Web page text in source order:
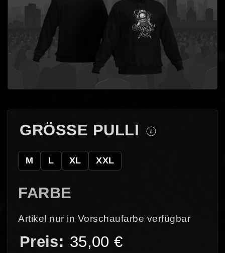
GRÖSSE PULLI
M L XL XXL
FARBE
Artikel nur in Vorschaufarbe verfügbar
35,00 €